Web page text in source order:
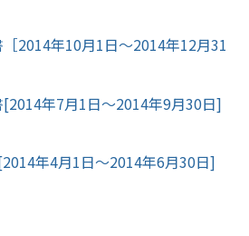
2014年10月1日～2014年12月31
年7月1日～2014年9月30日]
年4月1日～2014年6月30日]